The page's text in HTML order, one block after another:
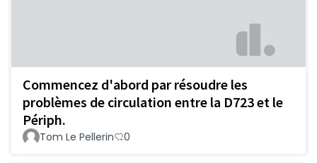
Commencez d'abord par résoudre les
problèmes de circulation entre la D723 et le
Périph.
Tom Le Pellerin 0